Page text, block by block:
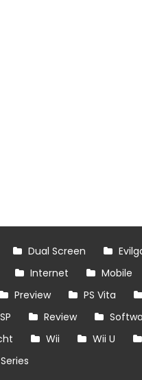
Dual Screen
Internet Mobile
Preview PS Vita
Review
Wii Wii U